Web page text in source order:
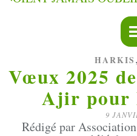
HARKIS ,
Vœux 2025
Ajir pour
9
Rédigé par